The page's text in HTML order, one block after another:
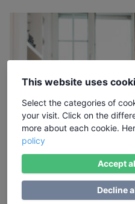
✓ Bildungsurlaub
28.06.2027 - 02.07.2027
This website uses
Select the categories of
your visit. Click on the
more about each cookie.
policy
Accept
Decline